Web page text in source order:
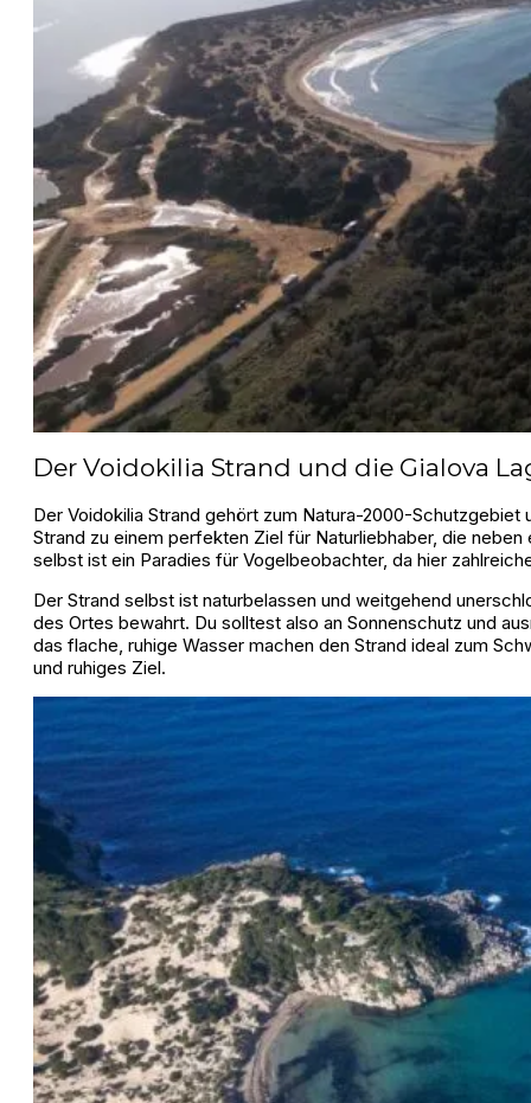
Der Voidokilia Strand und die Gialova
Der Voidokilia Strand gehört zum Natura-2000-
Strand zu einem perfekten Ziel für Naturliebhaber, die
selbst ist ein Paradies für Vogelbeobachter, da hier
Der Strand selbst ist naturbelassen und weitgehend
des Ortes bewahrt. Du solltest also an Sonnenschutz und
das flache, ruhige Wasser machen den Strand ideal zum
und ruhiges Ziel.